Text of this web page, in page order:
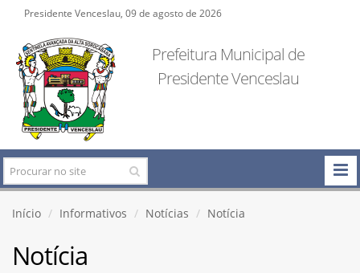
Presidente Venceslau, 09 de agosto de 2026
Prefeitura Municipal de
Presidente Venceslau
Início Informativos Notícias Notícia
Notícia